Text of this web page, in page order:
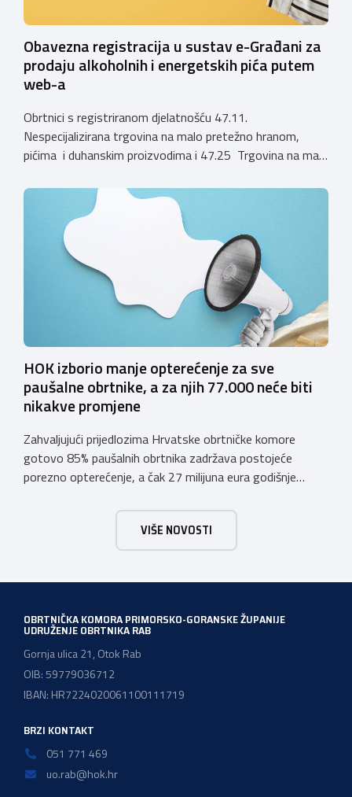
Obavezna registracija u sustav e-Građani za
prodaju alkoholnih i energetskih pića putem
web-a
Obrtnici s registriranom djelatnošću 47.11.
Nespecijalizirana trgovina na malo pretežno hranom,
pićima i duhanskim proizvodima i 47.25 Trgovina na malo
koja sadrže alkohol i energetska pića dužni su uskladiti
svoje poslovne procese i osigurati tehničko rješenje za
vjerodostojnu provjeru punoljetnosti kupca putem
sustava e-Građani ili putem mobilne […]
HOK izborio manje opterećenje za sve
paušalne obrtnike, a za njih 77.000 neće biti
nikakve promjene
Zahvaljujući prijedlozima Hrvatske obrtničke komore
gotovo 85% paušalnih obrtnika zadržava postojeće
porezno opterećenje, a čak 27 milijuna eura godišnje
komora pozdravlja odluku Vlade Republike Hrvatske da u
konačnom prijedlogu poreznih izmjena prihvati ključne
prijedloge HOK-a iznesene tijekom intenzivnog dijaloga s
VIŠE NOVOSTI
OBRTNIČKA KOMORA PRIMORSKO-GORANSKE ŽUPANIJE
UDRUŽENJE OBRTNIKA RAB
Gornja ulica 21, Otok Rab
OIB: 59779036712
IBAN: HR7224020061100111719
BRZI KONTAKT
051 771 469
uo.rab@hok.hr